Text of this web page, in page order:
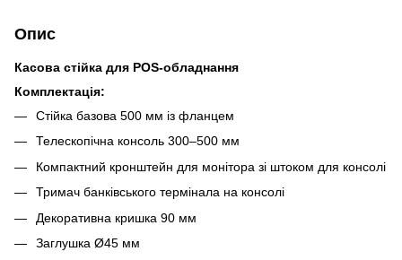
Опис
Касова стійка для POS-обладнання
Комплектація:
Стійка базова 500 мм із фланцем
Телескопічна консоль 300–500 мм
Компактний кронштейн для монітора зі штоком для консолі
Тримач банківського термінала на консолі
Декоративна кришка 90 мм
Заглушка Ø45 мм